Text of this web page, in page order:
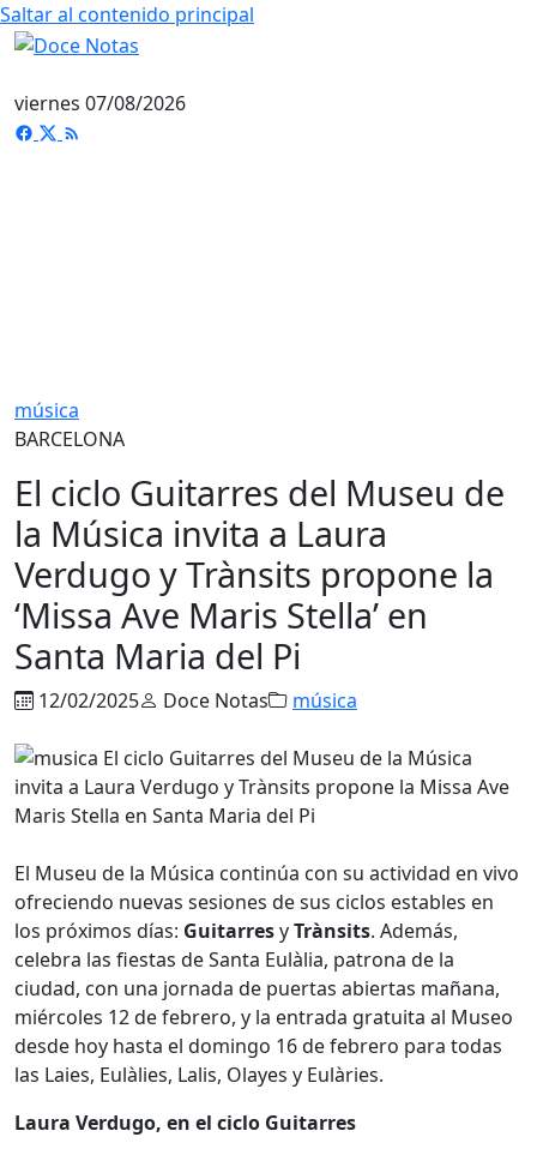
Saltar al contenido principal
viernes 07/08/2026
música
BARCELONA
El ciclo Guitarres del Museu de
la Música invita a Laura
Verdugo y Trànsits propone la
‘Missa Ave Maris Stella’ en
Santa Maria del Pi
12/02/2025 Doce Notas música
El Museu de la Música continúa con su actividad en vivo
ofreciendo nuevas sesiones de sus ciclos estables en
los próximos días: GuitarresyTrànsits. Además,
celebra las fiestas de Santa Eulàlia, patrona de la
ciudad, con una jornada de puertas abiertas mañana,
miércoles 12 de febrero, y la entrada gratuita al Museo
desde hoy hasta el domingo 16 de febrero para todas
las Laies, Eulàlies, Lalis, Olayes y Eulàries.
Laura Verdugo, en el ciclo Guitarres